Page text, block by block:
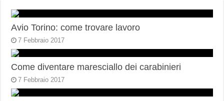
Avio Torino: come trovare lavoro
7 Febbraio 2017
Come diventare maresciallo dei carabinieri
7 Febbraio 2017